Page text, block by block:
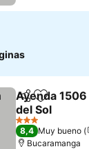
Compartir
Agregar
Ayenda
del Sol
Ver precios
3 Estrellas
8,4 Muy bueno
Bucaramanga